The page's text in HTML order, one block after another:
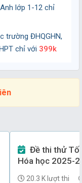
năm 2025-2026
Ninh)
lớp 1-12 chỉ
trường ĐHQGHN,
chỉ với 399k
Hóa học 2025-
20.3 K lượt thi